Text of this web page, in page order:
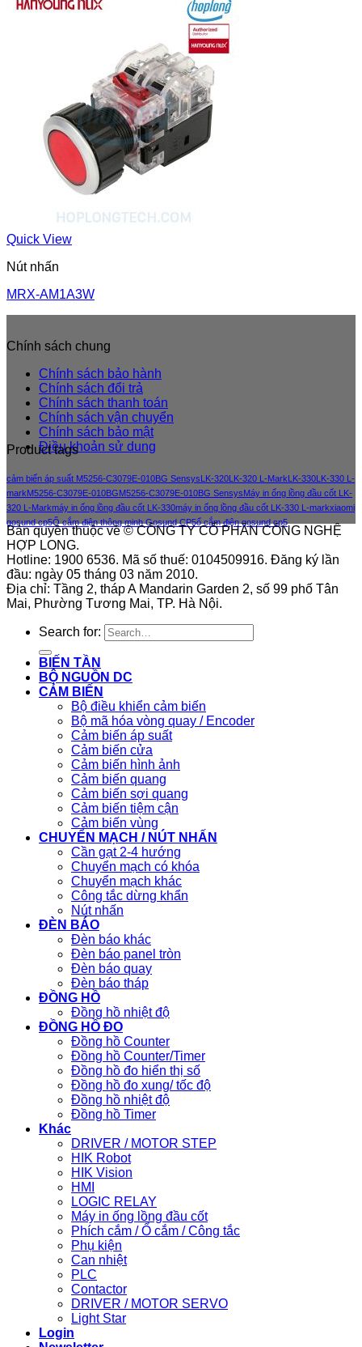
Quick View
Nút nhấn
MRX-AM1A3W
Chính sách chung
Chính sách bảo hành
Chính sách đổi trả
Chính sách thanh toán
Chính sách vận chuyển
Chính sách bảo mật
Điều khoản sử dung
Product tags
cảm biến áp suất M5256-C3079E-010BG Sensys LK-320 LK-320 L-Mark LK-330 LK-330 L-
markM5256-C3079E-010BGM5256-C3079E-010BG SensysMáy in ống lồng đầu cốt LK-
320 L-Markmáy in ống lồng đầu cốt LK-330máy in ống lồng đầu cốt LK-330 L-markxiaomi
gosund cp5Ổ cắm điện thông minh Gosund CP5ổ cắm điện gosund cp5
Bản quyền thuộc về © CÔNG TY CỔ PHẦN CÔNG NGHỆ
HỢP LONG.
Hotline: 1900 6536. Mã số thuế: 0104509916. Đăng ký lần
đầu: ngày 05 tháng 03 năm 2010.
Địa chỉ: Tầng 2, tháp A Mandarin Garden 2, số 99 phố Tân
Mai, Phường Tương Mai, TP. Hà Nội.
Search for:
BIẾN TẦN
BỘ NGUỒN DC
CẢM BIẾN
Bộ điều khiển cảm biến
Bộ mã hóa vòng quay / Encoder
Cảm biến áp suất
Cảm biến cửa
Cảm biến hình ảnh
Cảm biến quang
Cảm biến sợi quang
Cảm biến tiệm cận
Cảm biến vùng
CHUYỂN MẠCH / NÚT NHẤN
Cần gạt 2-4 hướng
Chuyển mạch có khóa
Chuyển mạch khác
Công tắc dừng khẩn
Nút nhấn
ĐÈN BÁO
Đèn báo khác
Đèn báo panel tròn
Đèn báo quay
Đèn báo tháp
ĐỒNG HỒ
Đồng hồ nhiệt độ
ĐỒNG HỒ ĐO
Đồng hồ Counter
Đồng hồ Counter/Timer
Đồng hồ đo hiển thị số
Đồng hồ đo xung/ tốc độ
Đồng hồ nhiệt độ
Đồng hồ Timer
Khác
DRIVER / MOTOR STEP
HIK Robot
HIK Vision
HMI
LOGIC RELAY
Máy in ống lồng đầu cốt
Phích cắm / Ổ cắm / Công tắc
Phụ kiện
Can nhiệt
PLC
Contactor
DRIVER / MOTOR SERVO
Light Star
Login